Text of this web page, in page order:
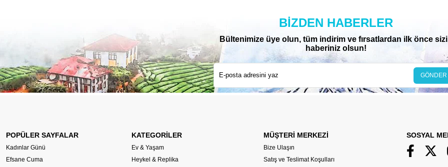
BIZDEN HABERLER
Bültenimize üye olun, tüm indirim ve fırsatlardan ilk önce
haberiniz olsun!
GÖNDER
POPÜLER SAYFALAR
Kadınlar Günü
Efsane Cuma
KATEGORİLER
Ev & Yaşam
Heykel & Replika
MÜŞTERİ MERKEZİ
Bize Ulaşın
Satış ve Teslimat Koşulları
SOSYAL